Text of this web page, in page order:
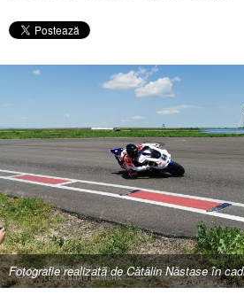
Fotografie realizată de Cătălin Năstase în